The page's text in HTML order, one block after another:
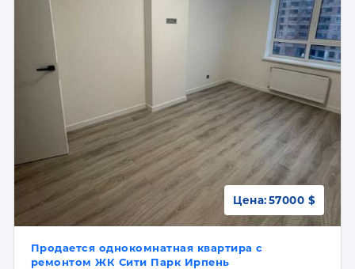
Продается однокомнатная квартира с
ремонтом ЖК Сити Парк Ирпень
Цена:57000 $